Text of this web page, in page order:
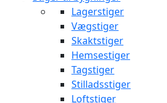
Lagerstiger
Vægstiger
Skaktstiger
Hemsestiger
Tagstiger
Stilladsstiger
Loftstiger